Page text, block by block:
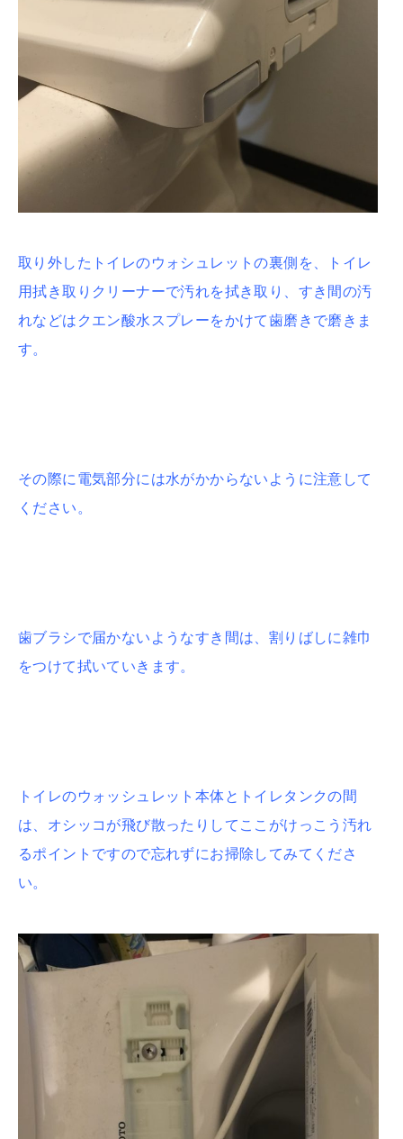
取り外したトイレのウォシュレットの裏側を、トイレ
用拭き取りクリーナーで汚れを拭き取り、すき間の汚
れなどはクエン酸水スプレーをかけて歯磨きで磨きま
す。
その際に電気部分には水がかからないように注意して
ください。
歯ブラシで届かないようなすき間は、割りばしに雑巾
をつけて拭いていきます。
トイレのウォッシュレット本体とトイレタンクの間
は、 オシッコが飛び散ったりしてここがけっこう汚れ
るポイントですので忘れずにお掃除してみてくださ
い。